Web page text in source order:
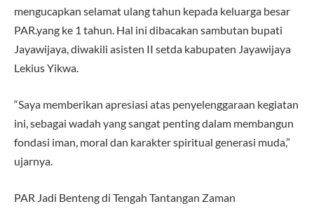
mengucapkan selamat ulang tahun kepada keluarga besar
PAR.yang ke 1 tahun. Hal ini dibacakan sambutan bupati
Jayawijaya, diwakili asisten II setda kabupaten Jayawijaya
Lekius Yikwa.
“Saya memberikan apresiasi atas penyelenggaraan kegiatan
ini, sebagai wadah yang sangat penting dalam membangun
fondasi iman, moral dan karakter spiritual generasi muda,”
ujarnya.
PAR Jadi Benteng di Tengah Tantangan Zaman